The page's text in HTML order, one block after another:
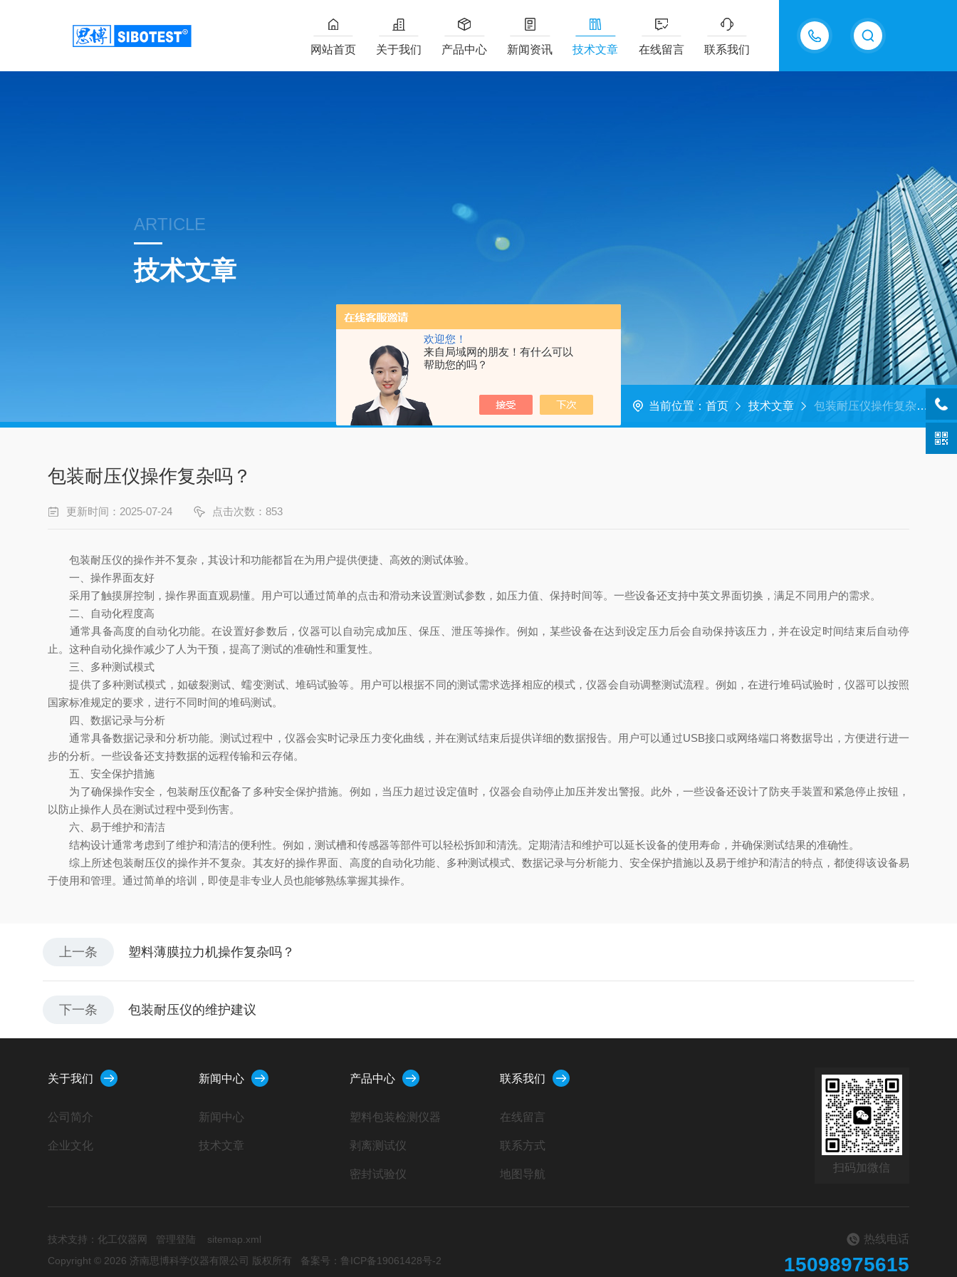
欢迎您！
来自局域网的朋友！有什么可以
帮助您的吗？
15098975615
网站首页 关于我们 产品中心 新闻资讯 技术文章 在线留言 联系我们
ARTICLE
技术文章
当前位置： 首页 技术文章 包装耐压仪操作复杂吗？
包装耐压仪操作复杂吗？
更新时间：2025-07-24 点击次数：853
包装耐压仪的操作并不复杂，其设计和功能都旨在为用户提供便捷、高效的测试体验。
一、操作界面友好
采用了触摸屏控制，操作界面直观易懂。用户可以通过简单的点击和滑动来设置测试参数，如压力值、保持时间等。一些设备还支持中英文界面切换，满足不同用户的需求。
二、自动化程度高
通常具备高度的自动化功能。在设置好参数后，仪器可以自动完成加压、保压、泄压等操作。例如，某些设备在达到设定压力后会自动保持该压力，并在设定时间结束后自动停
止。这种自动化操作减少了人为干预，提高了测试的准确性和重复性。
三、多种测试模式
提供了多种测试模式，如破裂测试、蠕变测试、堆码试验等。用户可以根据不同的测试需求选择相应的模式，仪器会自动调整测试流程。例如，在进行堆码试验时，仪器可以按照
国家标准规定的要求，进行不同时间的堆码测试。
四、数据记录与分析
通常具备数据记录和分析功能。测试过程中，仪器会实时记录压力变化曲线，并在测试结束后提供详细的数据报告。用户可以通过USB接口或网络端口将数据导出，方便进行进一
步的分析。一些设备还支持数据的远程传输和云存储。
五、安全保护措施
为了确保操作安全，包装耐压仪配备了多种安全保护措施。例如，当压力超过设定值时，仪器会自动停止加压并发出警报。此外，一些设备还设计了防夹手装置和紧急停止按钮，
以防止操作人员在测试过程中受到伤害。
六、易于维护和清洁
结构设计通常考虑到了维护和清洁的便利性。例如，测试槽和传感器等部件可以轻松拆卸和清洗。定期清洁和维护可以延长设备的使用寿命，并确保测试结果的准确性。
综上所述包装耐压仪的操作并不复杂。其友好的操作界面、高度的自动化功能、多种测试模式、数据记录与分析能力、安全保护措施以及易于维护和清洁的特点，都使得该设备易
于使用和管理。通过简单的培训，即使是非专业人员也能够熟练掌握其操作。
上一条 塑料薄膜拉力机操作复杂吗？
下一条 包装耐压仪的维护建议
关于我们
公司简介
企业文化
新闻中心
新闻中心
技术文章
产品中心
塑料包装检测仪器
剥离测试仪
密封试验仪
摩擦系数仪
联系我们
在线留言
联系方式
地图导航
扫码加微信
技术支持： 化工仪器网 管理登陆
sitemap.xml
Copyright © 2026 济南思博科学仪器有限公司 版权所有 备案号：鲁ICP备19061428号-2
热线电话
15098975615